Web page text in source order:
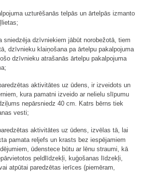
uzturēšanās telpās un ārtelpās izmanto
sniedzēja dzīvniekiem jābūt norobežotā, tiem
dzīvnieku klaiņošana pa ārtelpu pakalpojuma
dzīvnieku atrašanās ārtelpu pakalpojuma
aktivitātes uz ūdens, ir izveidots un
kura pamatni izveido ar nelielu slīpumu
nepārsniedz 40 cm. Katrs bērns tiek
vesti;
aktivitātes uz ūdens, izvēlas tā, lai
pamata reljefs un krasts bez iespējamiem
ūdenstece būtu ar lēnu straumi, kā
peldlīdzekļi, kuģošanas līdzekļi,
atpūtai paredzētas ierīces (piemēram,